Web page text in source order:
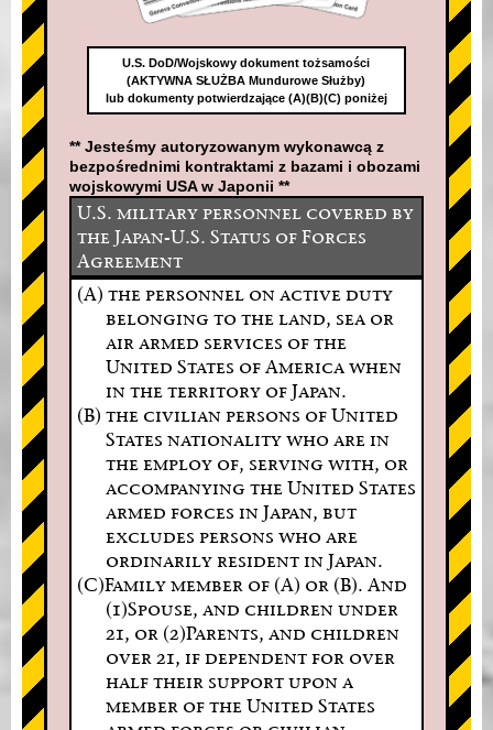
U.S. DoD/Wojskowy dokument tożsamości
(AKTYWNA SŁUŻBA Mundurowe Służby)
lub dokumenty potwierdzające (A)(B)(C) poniżej
** Jesteśmy autoryzowanym wykonawcą z
bezpośrednimi kontraktami z bazami i obozami
wojskowymi USA w Japonii **
U.S. military personnel covered by
the Japan-U.S. Status of Forces
Agreement
(A) the personnel on active duty
belonging to the land, sea or
air armed services of the
United States of America when
in the territory of Japan.
(B) the civilian persons of United
States nationality who are in
the employ of, serving with, or
accompanying the United States
armed forces in Japan, but
excludes persons who are
ordinarily resident in Japan.
(C)Family member of (A) or (B). And
(1)Spouse, and children under
21, or (2)Parents, and children
over 21, if dependent for over
half their support upon a
member of the United States